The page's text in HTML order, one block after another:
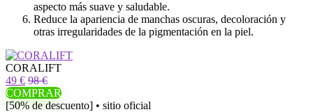
aspecto más suave y saludable.
Reduce la apariencia de manchas oscuras, decoloración y
otras irregularidades de la pigmentación en la piel.
CORALIFT
49 € 98 €
COMPRAR
[50% de descuento] • sitio oficial